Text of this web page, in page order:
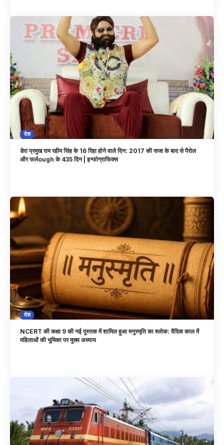
देश
डेरा प्रमुख राम रहीम सिंह के 16 रिहा होने वाले दिन: 2017 की सजा के बाद से पैरोल
और फर्लough के 435 दिन | इन्फोग्राफिक्स
देश
NCERT की कक्षा 9 की नई पुस्तक में शामिल हुआ मनुस्मृति का श्लोक: वैदिक काल में
महिलाओं की भूमिका पर मुख्य अध्याय